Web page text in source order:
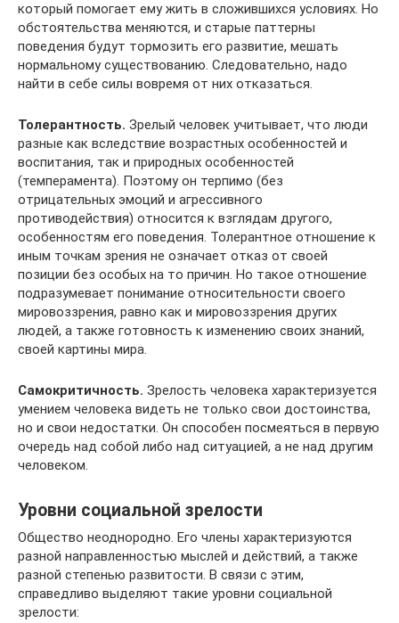
который помогает ему жить в сложившихся условиях. Но
обстоятельства меняются, и старые паттерны
поведения будут тормозить его развитие, мешать
нормальному существованию. Следовательно, надо
найти в себе силы вовремя от них отказаться.
Толерантность. Зрелый человек учитывает, что люди
разные как вследствие возрастных особенностей и
воспитания, так и природных особенностей
(темперамента). Поэтому он терпимо (без
отрицательных эмоций и агрессивного
противодействия) относится к взглядам другого,
особенностям его поведения. Толерантное отношение к
иным точкам зрения не означает отказ от своей
позиции без особых на то причин. Но такое отношение
подразумевает понимание относительности своего
мировоззрения, равно как и мировоззрения других
людей, а также готовность к изменению своих знаний,
своей картины мира.
Самокритичность. Зрелость человека характеризуется
умением человека видеть не только свои достоинства,
но и свои недостатки. Он способен посмеяться в первую
очередь над собой либо над ситуацией, а не над другим
человеком.
Уровни социальной зрелости
Общество неоднородно. Его члены характеризуются
разной направленностью мыслей и действий, а также
разной степенью развитости. В связи с этим,
справедливо выделяют такие уровни социальной
зрелости: